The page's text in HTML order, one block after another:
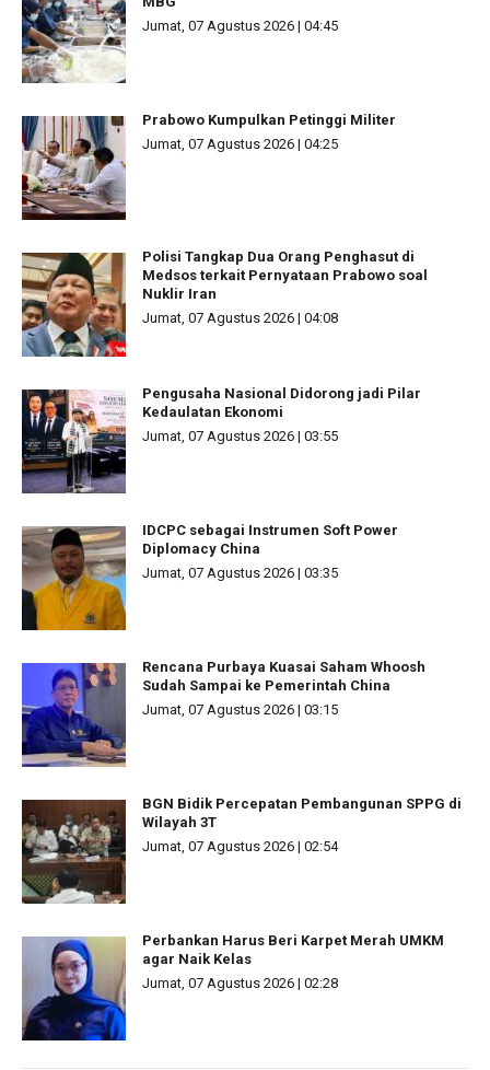
Jumat, 07 Agustus 2026 | 04:45
Prabowo Kumpulkan Petinggi Militer
Jumat, 07 Agustus 2026 | 04:25
Polisi Tangkap Dua Orang Penghasut di
Medsos terkait Pernyataan Prabowo soal
Nuklir Iran
Jumat, 07 Agustus 2026 | 04:08
Pengusaha Nasional Didorong jadi Pilar
Kedaulatan Ekonomi
Jumat, 07 Agustus 2026 | 03:55
IDCPC sebagai Instrumen Soft Power
Diplomacy China
Jumat, 07 Agustus 2026 | 03:35
Rencana Purbaya Kuasai Saham Whoosh
Sudah Sampai ke Pemerintah China
Jumat, 07 Agustus 2026 | 03:15
BGN Bidik Percepatan Pembangunan SPPG di
Wilayah 3T
Jumat, 07 Agustus 2026 | 02:54
Perbankan Harus Beri Karpet Merah UMKM
agar Naik Kelas
Jumat, 07 Agustus 2026 | 02:28